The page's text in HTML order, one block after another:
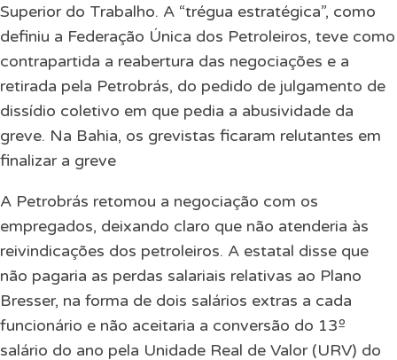
Superior do Trabalho. A “trégua estratégica”, como
definiu a Federação Única dos Petroleiros, teve como
contrapartida a reabertura das negociações e a
retirada pela Petrobrás, do pedido de julgamento de
dissídio coletivo em que pedia a abusividade da
greve. Na Bahia, os grevistas ficaram relutantes em
finalizar a greve
A Petrobrás retomou a negociação com os
empregados, deixando claro que não atenderia às
reivindicações dos petroleiros. A estatal disse que
não pagaria as perdas salariais relativas ao Plano
Bresser, na forma de dois salários extras a cada
funcionário e não aceitaria a conversão do 13º
salário do ano pela Unidade Real de Valor (URV) do